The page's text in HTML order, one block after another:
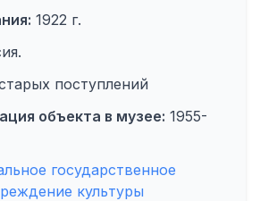
1922 г.
поступлений
объекта в музее: 1955-
государственное
культуры